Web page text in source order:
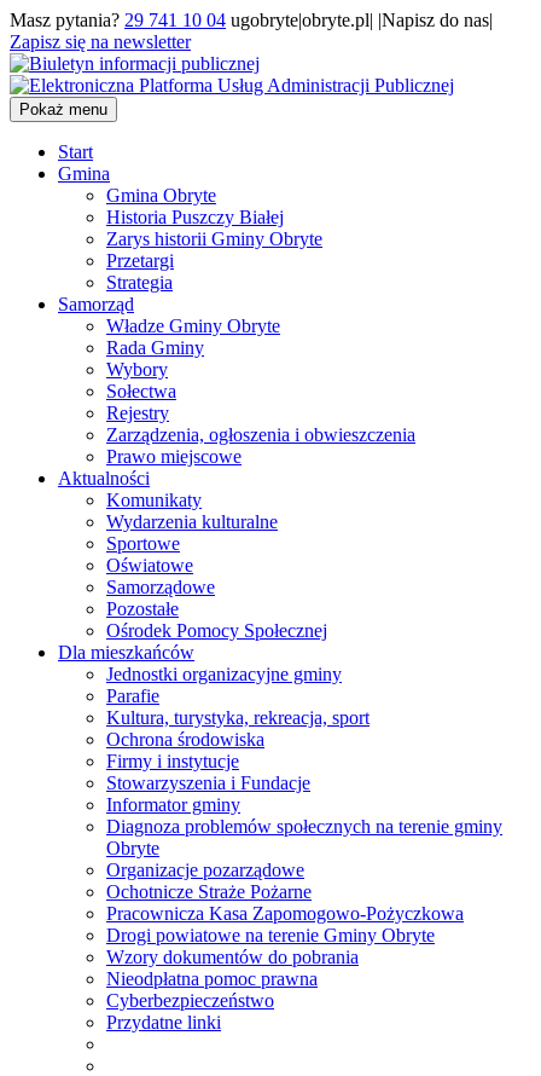
Masz pytania? 29 741 10 04 ugobryte|obryte.pl| |Napisz do nas|
Zapisz się na newsletter
Pokaż menu
Start
Gmina
Gmina Obryte
Historia Puszczy Białej
Zarys historii Gminy Obryte
Przetargi
Strategia
Samorząd
Władze Gminy Obryte
Rada Gminy
Wybory
Sołectwa
Rejestry
Zarządzenia, ogłoszenia i obwieszczenia
Prawo miejscowe
Aktualności
Komunikaty
Wydarzenia kulturalne
Sportowe
Oświatowe
Samorządowe
Pozostałe
Ośrodek Pomocy Społecznej
Dla mieszkańców
Jednostki organizacyjne gminy
Parafie
Kultura, turystyka, rekreacja, sport
Ochrona środowiska
Firmy i instytucje
Stowarzyszenia i Fundacje
Informator gminy
Diagnoza problemów społecznych na terenie gminy
Obryte
Organizacje pozarządowe
Ochotnicze Straże Pożarne
Pracownicza Kasa Zapomogowo-Pożyczkowa
Drogi powiatowe na terenie Gminy Obryte
Wzory dokumentów do pobrania
Nieodpłatna pomoc prawna
Cyberbezpieczeństwo
Przydatne linki